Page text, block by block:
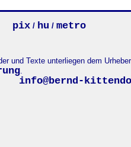
pix / hu / metro
und Texte unterliegen dem
.
info@bernd-